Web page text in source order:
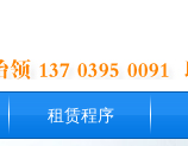
租赁程序